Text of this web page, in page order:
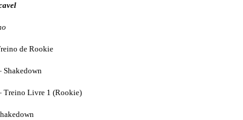
de Rookie
Shakedown
Treino Livre 1 (Rookie)